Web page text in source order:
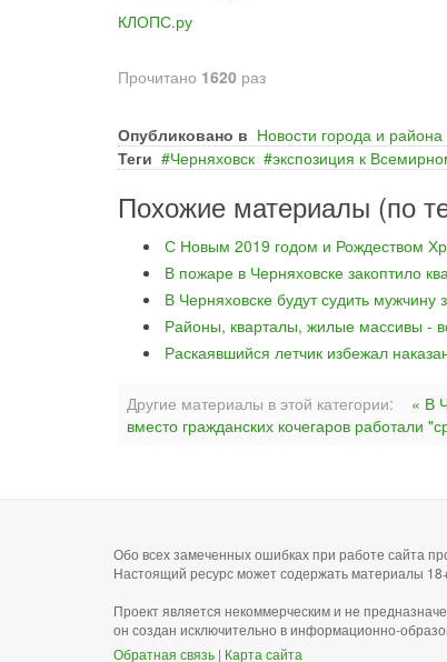
КЛОПС.ру
Прочитано 1620 раз
Опубликовано в Новости города и района
Теги
Черняховск экспозиция к
Похожие материалы (по
С Новым 2019 годом и Рождеством
В пожаре в Черняховске закоптило
В Черняховске будут судить мужчину
Районы, кварталы, жилые массивы -
Раскаявшийся летчик избежал
Другие материалы в этой категории: « В
вместо гражданских кочегаров работали
Обо всех замеченных ошибках при работе сайта
Настоящий ресурс может содержать материалы
Проект является некоммерческим и не
он создан исключительно в информационно-
Обратная связь | Карта сайта